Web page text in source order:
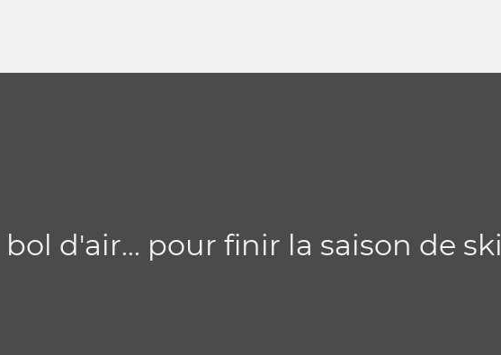
d'air... pour finir la saison de ski